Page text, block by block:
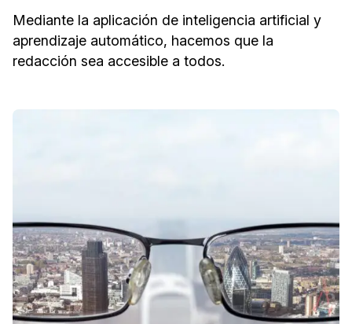
Mediante la aplicación de inteligencia artificial y
aprendizaje automático, hacemos que la
redacción sea accesible a todos.